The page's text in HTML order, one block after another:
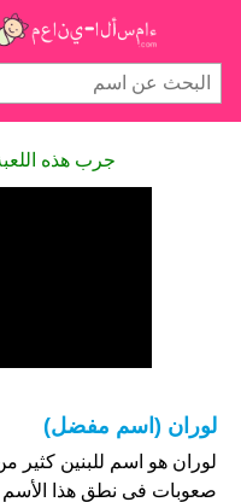
جرب هذه
لوران (اسم مفضل)
لوران هو اسم للبنين كثير
صعوبات فى نطق هذا الأسم